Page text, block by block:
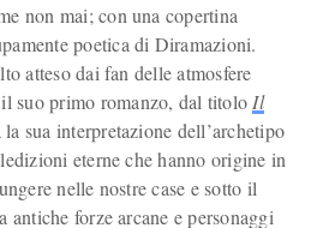
non mai; con una copertina
poetica di Diramazioni.
atteso dai fan delle atmosfere
suo primo romanzo, dal titolo Il
la sua interpretazione dell’archetipo
eterne che hanno origine in
nelle nostre case e sotto il
antiche forze arcane e personaggi